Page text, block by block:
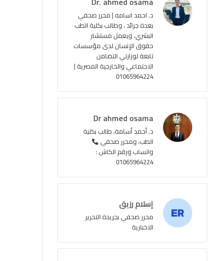
u
ر
ا
م
ل
م
و
ق
ع
S
S
د. احمد اسامه | محرر صحفي
بعدة جرائد ، وطالب بكلية الطب
البشري، ويعمل مستشار
حقوق الإنسان لدى مؤسسات
تابعة لوزارتي التضامن
الاجتماعي والخارجية المصرية |
01065964224
Dr ahmed osama
د. أحمد أسامة، طالب بكلية
الطب، ومحرر صحفي
واتساب ورقم الكاش :
01065964224
إسلام رزيق
محرر صحفي بجريدة التحرير
الاخبارية